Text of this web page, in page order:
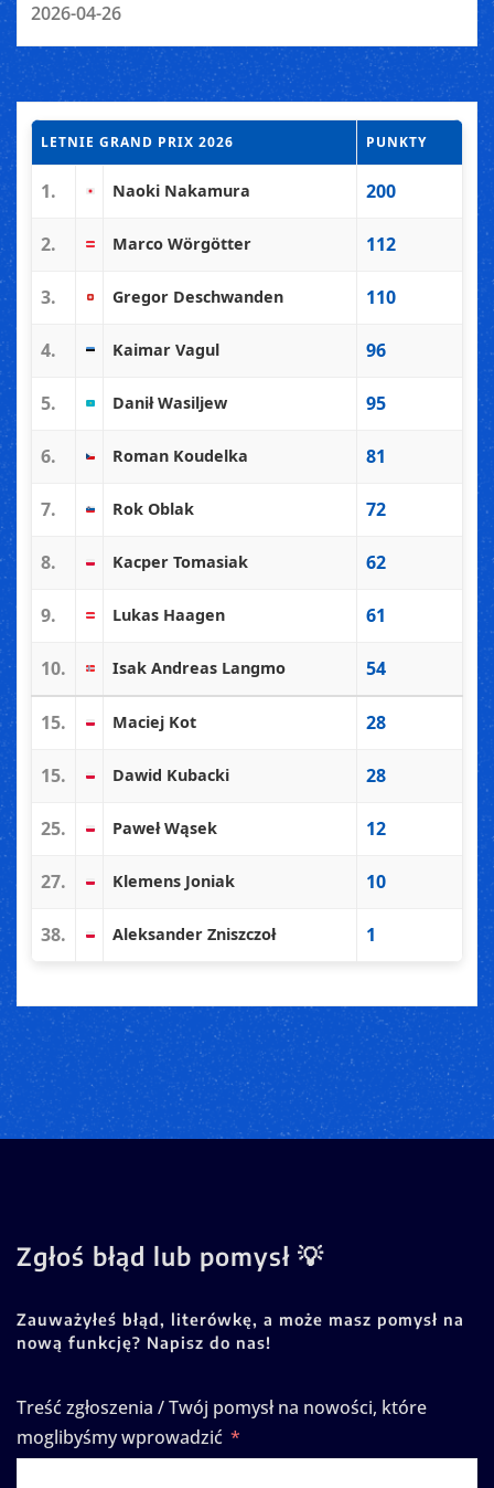
2026-04-26
LETNIE GRAND PRIX 2026 PUNKTY
1. Naoki Nakamura 200
2. Marco Wörgötter 112
3. Gregor Deschwanden 110
4. Kaimar Vagul 96
5. Danił Wasiljew 95
6. Roman Koudelka 81
7. Rok Oblak 72
8. Kacper Tomasiak 62
9. Lukas Haagen 61
10. Isak Andreas Langmo 54
15. Maciej Kot 28
15. Dawid Kubacki 28
25. Paweł Wąsek 12
27. Klemens Joniak 10
38. Aleksander Zniszczoł 1
Zgłoś błąd lub pomysł 💡
Zauważyłeś błąd, literówkę, a może masz pomysł na
nową funkcję? Napisz do nas!
Treść zgłoszenia / Twój pomysł na nowości, które
moglibyśmy wprowadzić